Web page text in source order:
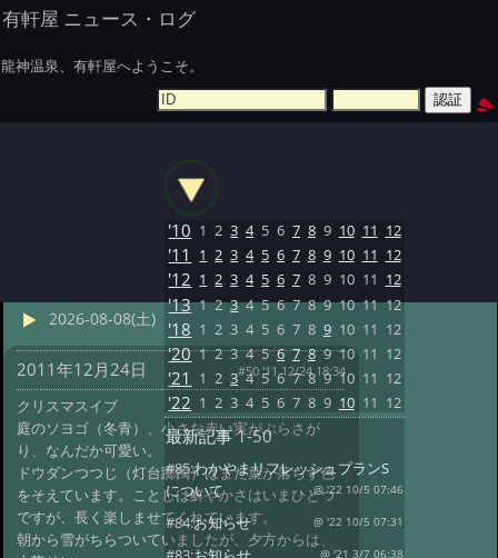
有軒屋 ニュース・ログ
龍神温泉、有軒屋へようこそ。
2026-08-08(土)
2011年12月24日 #50 '11 12/24 18:34
クリスマスイブ
庭のソヨゴ（冬青）、小さな赤い実がぶらさが
り、なんだか可愛い。
ドウダンつつじ（灯台躑躅）はまだ葉が落ちず色
をそえています。ことしは鮮やかさはいまひとつ
ですが、長く楽しませてくれています。
朝から雪がちらついていましたが、夕方からは、
'10 1 2 3 4 5 6 7 8 9 10 11 12
'11 1 2 3 4 5 6 7 8 9 10 11 12
'12 1 2 3 4 5 6 7 8 9 10 11 12
'13 1 2 3 4 5 6 7 8 9 10 11 12
'18 1 2 3 4 5 6 7 8 9 10 11 12
'20 1 2 3 4 5 6 7 8 9 10 11 12
'21 1 2 3 4 5 6 7 8 9 10 11 12
'22 1 2 3 4 5 6 7 8 9 10 11 12
最新記事1-50
#85:わかやまリフレッシュプランS
について
@ '22 10/5 07:46
#84:お知らせ @ '22 10/5 07:31
@ '21 3/7 06:38